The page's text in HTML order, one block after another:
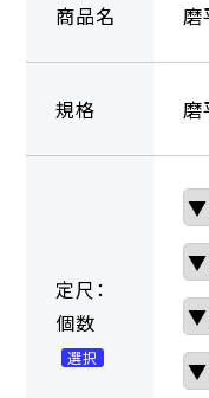
商品名 磨
規格
定尺：
個数
選択